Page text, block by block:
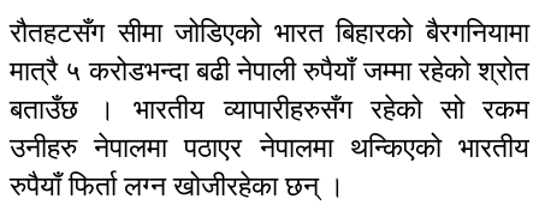
रौतहटसँग सीमा जोडिएको भारत बिहारको बैरगनियामा
मात्रै ५ करोडभन्दा बढी नेपाली रुपैयाँ जम्मा रहेको श्रोत
बताउँछ । भारतीय व्यापारीहरुसँग रहेको सो रकम
उनीहरु नेपालमा पठाएर नेपालमा थन्किएको भारतीय
रुपैयाँ फिर्ता लग्न खोजीरहेका छन् ।